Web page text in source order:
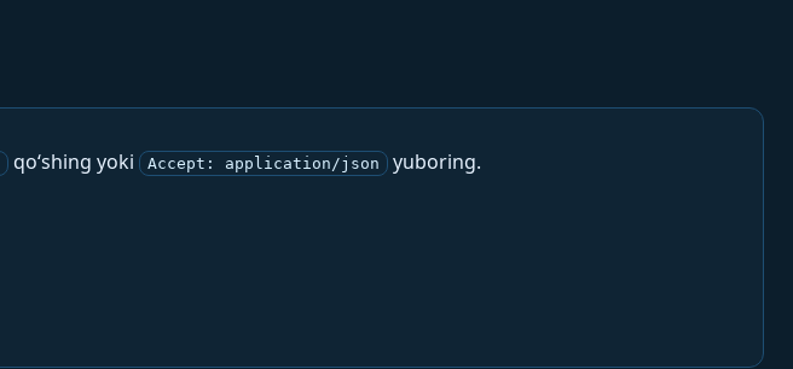
qo‘shing yoki Accept: application/json
yuboring.